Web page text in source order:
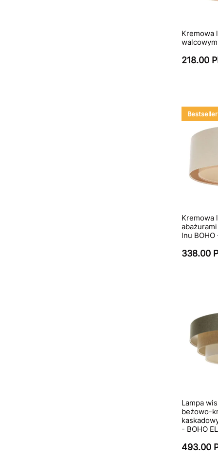
Kremowa
218.00
Bestseller
Kremowa
lnu BOHO
338.00
Lampa
beżowo-
- BOHO
493.00